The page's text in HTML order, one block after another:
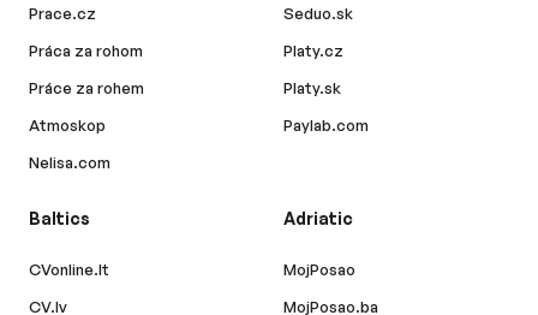
Prace.cz
Práca za rohom
Práce za rohem
Atmoskop
Nelisa.com
Seduo.sk
Platy.cz
Platy.sk
Paylab.com
Baltics
CVonline.lt
CV.lv
Adriatic
MojPosao
MojPosao.ba